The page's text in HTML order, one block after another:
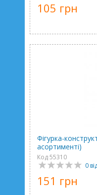
105 грн
Фігурка-
асортименті)
Код 55310
0
151 грн